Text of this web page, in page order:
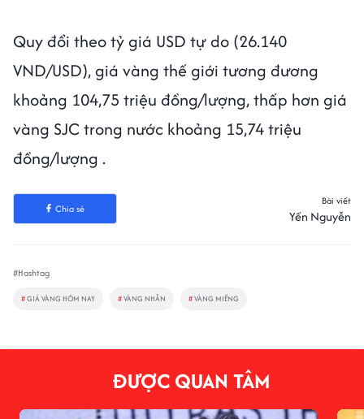
Quy đổi theo tỷ giá USD tự do (26.140
VND/USD), giá vàng thế giới tương đương
khoảng 104,75 triệu đồng/lượng, thấp hơn giá
vàng SJC trong nước khoảng 15,74 triệu
đồng/lượng .
Chia sẻ
Bài viết
Yến Nguyễn
#Hashtag
#GIÁ VÀNG HÔM NAY #VÀNG NHẪN #VÀNG MIẾNG
ĐƯỢC QUAN TÂM